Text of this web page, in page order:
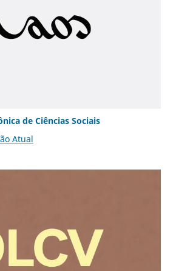
de Ciências Sociais
Atual